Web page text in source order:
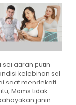
sel darah putih
kelebihan sel
saat mendekati
Moms tidak
janin.